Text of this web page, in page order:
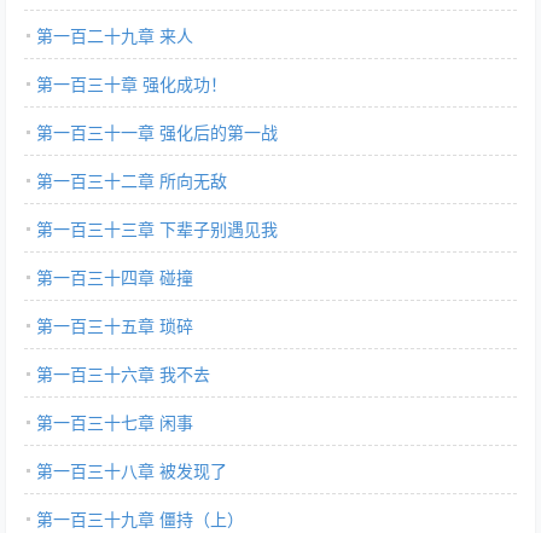
第一百二十九章 来人
第一百三十章 强化成功！
第一百三十一章 强化后的第一战
第一百三十二章 所向无敌
第一百三十三章 下辈子别遇见我
第一百三十四章 碰撞
第一百三十五章 琐碎
第一百三十六章 我不去
第一百三十七章 闲事
第一百三十八章 被发现了
第一百三十九章 僵持（上）